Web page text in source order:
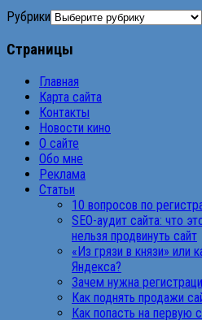
Рубрики
Страницы
Главная
Карта сайта
Контакты
Новости кино
О сайте
Обо мне
Реклама
Статьи
10 вопросов по
SEO-аудит сайта: что
нельзя продвинуть сайт
«Из грязи в князи» или
Яндекса?
Зачем нужна
Как поднять продажи
Как попасть на первую